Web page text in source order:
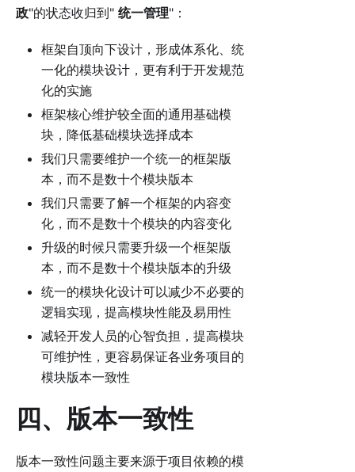
政"的状态收归到" 统一管理"：
框架自顶向下设计，形成体系化、统
一化的模块设计，更有利于开发规范
化的实施
框架核心维护较全面的通用基础模
块，降低基础模块选择成本
我们只需要维护一个统一的框架版
本，而不是数十个模块版本
我们只需要了解一个框架的内容变
化，而不是数十个模块的内容变化
升级的时候只需要升级一个框架版
本，而不是数十个模块版本的升级
统一的模块化设计可以减少不必要的
逻辑实现，提高模块性能及易用性
减轻开发人员的心智负担，提高模块
可维护性，更容易保证各业务项目的
模块版本一致性
四、版本一致性
版本一致性问题主要来源于项目依赖的模